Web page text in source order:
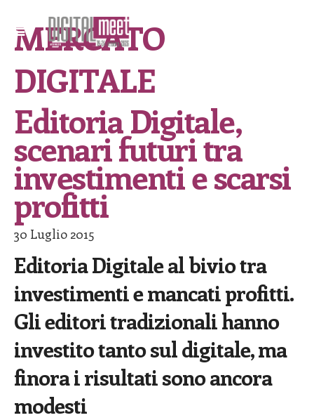
MERCATO
DIGITALE
Editoria Digitale,
scenari futuri tra
investimenti e scarsi
profitti
30 Luglio 2015
Editoria Digitale al bivio tra
investimenti e mancati profitti.
Gli editori tradizionali hanno
investito tanto sul digitale, ma
finora i risultati sono ancora
modesti